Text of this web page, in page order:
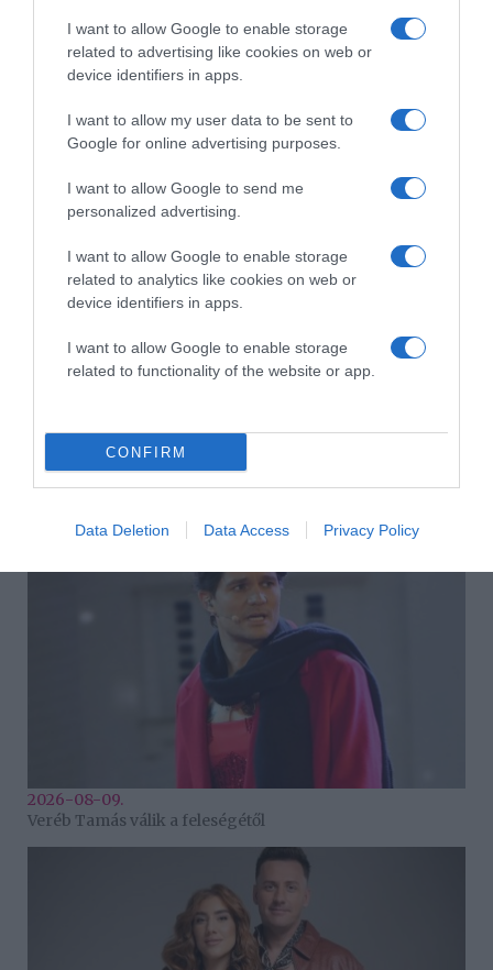
I want to allow Google to enable storage
related to advertising like cookies on web or
device identifiers in apps.
I want to allow my user data to be sent to
Google for online advertising purposes.
I want to allow Google to send me
personalized advertising.
I want to allow Google to enable storage
related to analytics like cookies on web or
device identifiers in apps.
I want to allow Google to enable storage
related to functionality of the website or app.
CONFIRM
Data Deletion Data Access Privacy Policy
2026-08-09.
Citromos tiramisu recept limoncellóval
2026-08-09.
Ha izzadsz, erre a 3 létfontosságú elemre van szükség
2026-08-09.
Veréb Tamás válik a feleségétől